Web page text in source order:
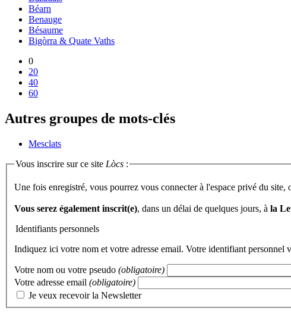
Béarn
Benauge
Bésaume
Bigòrra & Quate Vaths
0
20
40
60
Autres groupes de mots-clés
Mesclats
Vous inscrire sur ce site Lòcs :
Une fois enregistré, vous pourrez vous connecter à l'espace privé du site,
Vous serez également inscrit(e), dans un délai de quelques jours, à la
Identifiants personnels
Indiquez ici votre nom et votre adresse email. Votre identifiant personnel
Votre nom ou votre pseudo (obligatoire)
Votre adresse email (obligatoire)
Je veux recevoir la Newsletter